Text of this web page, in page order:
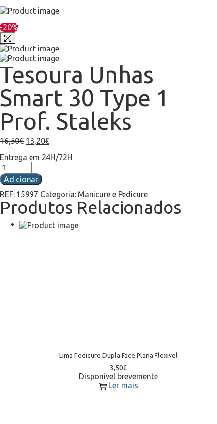
-20%
Tesoura Unhas
Smart 30 Type 1
Prof. Staleks
16,50€ 13,20€
Entrega em 24H/72H
Adicionar
REF: 15997 Categoria: Manicure e Pedicure
Produtos Relacionados
Lima Pedicure Dupla Face Plana Flexivel
3,50€
Disponível brevemente
Ler mais